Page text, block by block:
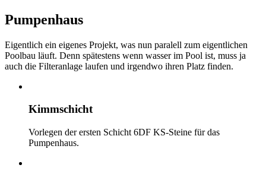
Pumpenhaus
Eigentlich ein eigenes Projekt, was nun paralell zum eigentlichen
Poolbau läuft. Denn spätestens wenn wasser im Pool ist, muss ja
auch die Filteranlage laufen und irgendwo ihren Platz finden.
Kimmschicht
Vorlegen der ersten Schicht 6DF KS-Steine für das
Pumpenhaus.